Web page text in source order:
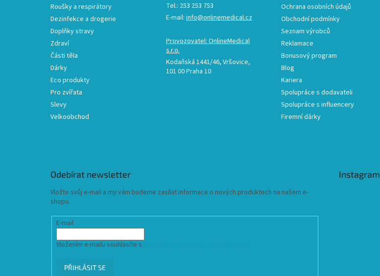
Roušky a respirátory
Dezinfekce a drogerie
Doplňky stravy
Zdraví
Části těla
Dárky
Eco produkty
Pro zvířata
Slevy
Velkoobchod
Tel.: 253 253 753
E-mail: info@onlinemedical.cz
Provozovatel: OnlineMedical
s.r.o.
Kodaňská 1441/46, Vršovice,
101 00 Praha 10
Ochrana osobních údajů
Obchodní podmínky
Seznam výrobců
Reklamace
Bonusový program
Blog
Kariera
Spolupráce s dodavateli
Spolupráce s influencery
Firemní dárky
Odebírat newsletter
Vložte svůj e-mail a my vám budeme zasílat informace o nových produktech na našem e-
shopu.
E-mail
Vložením e-mailu souhlasíte s
PŘIHLÁSIT SE
Instagram